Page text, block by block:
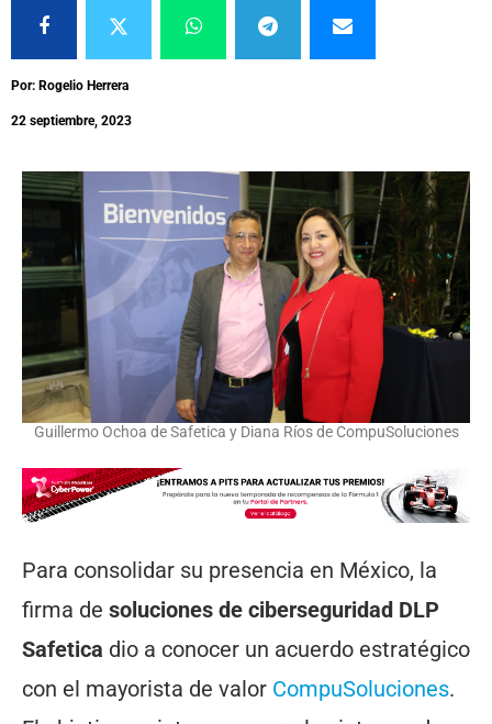
Por: Rogelio Herrera
22 septiembre, 2023
Guillermo Ochoa de Safetica y Diana Ríos de CompuSoluciones
Para consolidar su presencia en México, la
firma de soluciones de ciberseguridad DLP
Safetica dio a conocer un acuerdo estratégico
con el mayorista de valor CompuSoluciones.